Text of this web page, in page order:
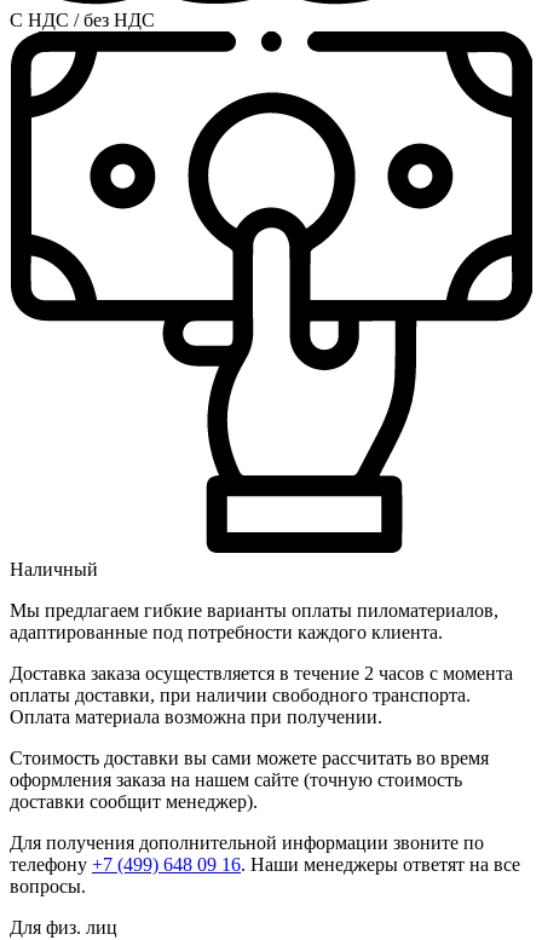
С НДС / без НДС
Наличный
Мы предлагаем гибкие варианты оплаты пиломатериалов,
адаптированные под потребности каждого клиента.
Доставка заказа осуществляется в течение 2 часов с момента
оплаты доставки, при наличии свободного транспорта.
Оплата материала возможна при получении.
Стоимость доставки вы сами можете рассчитать во время
оформления заказа на нашем сайте (точную стоимость
доставки сообщит менеджер).
Для получения дополнительной информации звоните по
телефону +7 (499) 648 09 16. Наши менеджеры ответят на все
вопросы.
Для физ. лиц